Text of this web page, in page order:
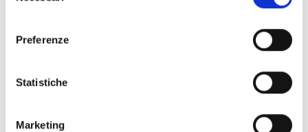
Preferenze
Statistiche
MarketingESPECIFICAÇÕES DOCUMENTAÇÃO